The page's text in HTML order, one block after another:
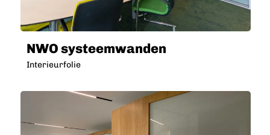
NWO systeemwanden
Interieurfolie